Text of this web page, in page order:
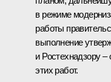
в режиме
работы
выполнение
и Ростехнадзору
этих работ.